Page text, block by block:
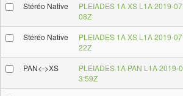
Stéréo Native
PLEIADES 1A XS L1A 2019-
08Z
Stéréo Native
PLEIADES 1A XS L1A 2019-
22Z
PAN<->XS
PLEIADES 1A PAN L1A 2019-
3:59Z